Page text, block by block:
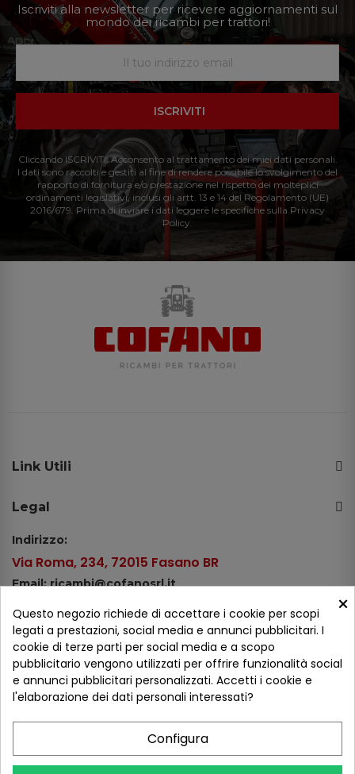
Iscriviti alla newsletter per ricevere aggiornamenti sul
mondo dei ricambi per trattori!
ISCRIVITI
Cliccando ISCRIVITI: Acconsento al trattamento dei miei dati personali.
I dati sono raccolti e gestiti al fine di rendere possibile lo svolgimento del
rapporto di fornitura e/o prestazione nel rispetto dei molteplici
ordinamenti legislativi, inclusi gli artt. 13 e 14 del Regolamento (UE)
2016/679. Prima di inviare i dati leggere le specifiche sulla Privacy
Policy.
Link Utili
Legal
Indirizzo:
Via Roma, 234, 72015 Fasano BR
Email: ricambi@cofanosrl.it
Tel.: +39 080 44 13 478
WhatsApp: +39 334 98 51 100
Metodi di pagamento
×
Questo negozio richiede di accettare i cookie per scopi
legati a prestazioni, social media e annunci pubblicitari. I
cookie di terze parti per social media e a scopo
pubblicitario vengono utilizzati per offrire funzionalità social
e annunci pubblicitari personalizzati. Accetti i cookie e
l'elaborazione dei dati personali interessati?
Configura